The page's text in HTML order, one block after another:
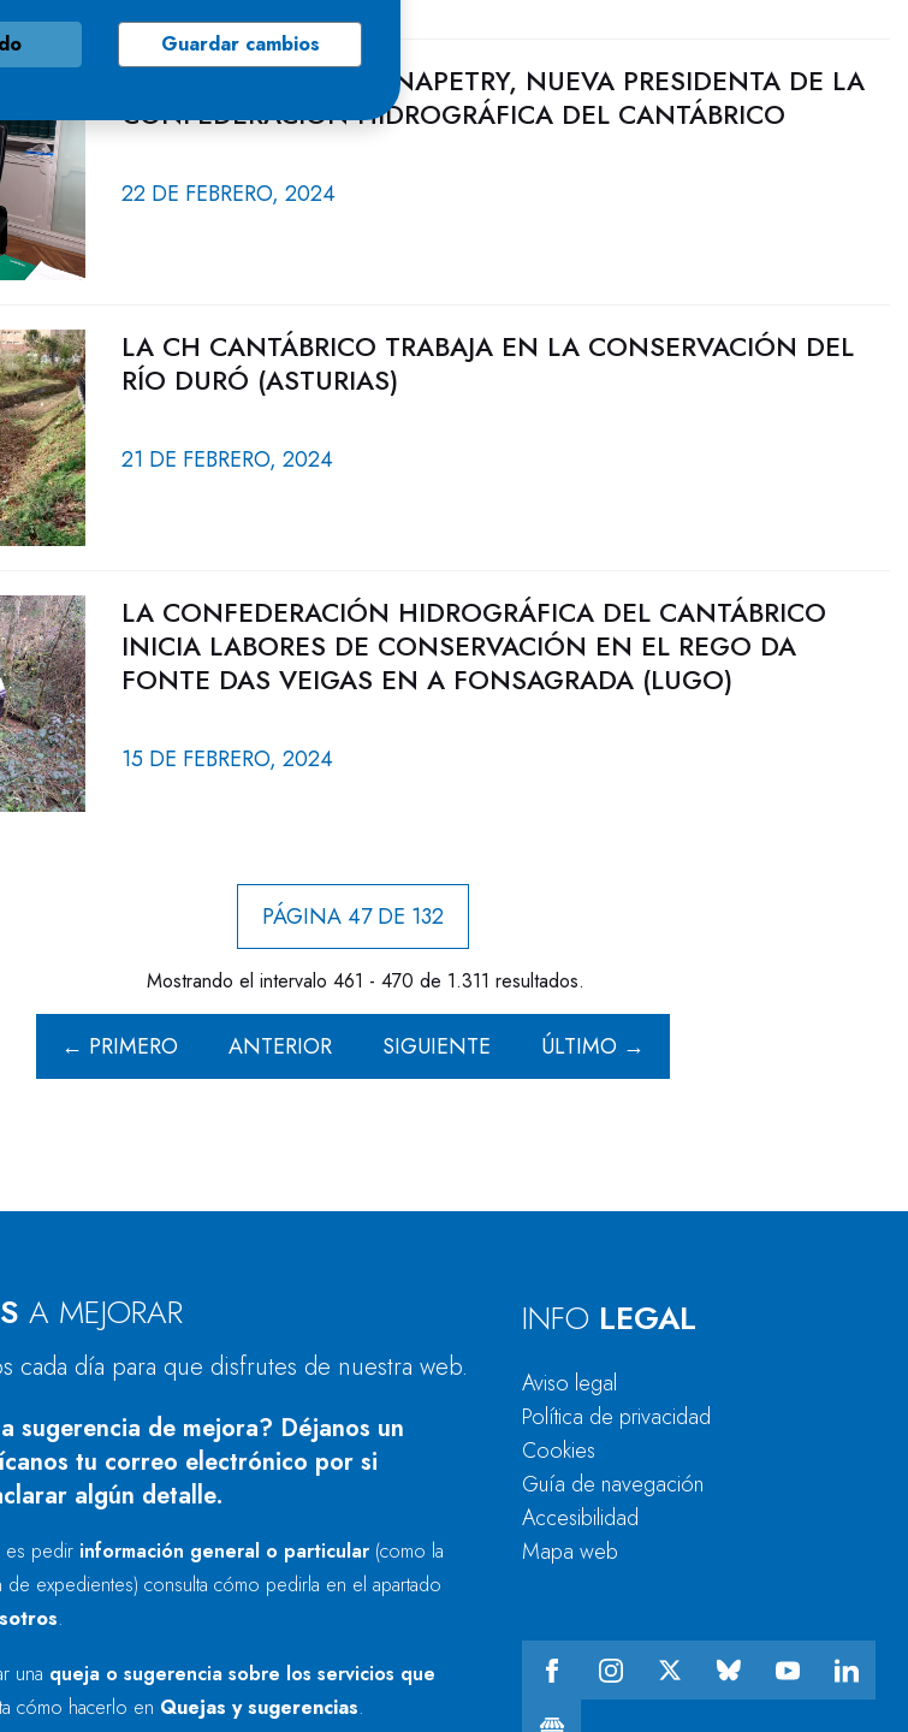
BÁRBARA MONTE DONAPETRY, NUEVA PRESIDENTA DE LA
CONFEDERACIÓN HIDROGRÁFICA DEL CANTÁBRICO
22 DE FEBRERO, 2024
LA CH CANTÁBRICO TRABAJA EN LA CONSERVACIÓN DEL
RÍO DURÓ (ASTURIAS)
21 DE FEBRERO, 2024
LA CONFEDERACIÓN HIDROGRÁFICA DEL CANTÁBRICO
INICIA LABORES DE CONSERVACIÓN EN EL REGO DA
FONTE DAS VEIGAS EN A FONSAGRADA (LUGO)
15 DE FEBRERO, 2024
PÁGINA 47 DE 132
Mostrando el intervalo 461 - 470 de 1.311 resultados.
← PRIMERO ANTERIOR SIGUIENTE ÚLTIMO →
A MEJORAR
cada día para que disfrutes de nuestra web.
sugerencia de mejora? Déjanos un
tu correo electrónico por si
algún detalle.
es pedir información general o particular (como la
de expedientes) consulta cómo pedirla en el apartado
.
una queja o sugerencia sobre los servicios que
cómo hacerlo en Quejas y sugerencias.
INFO LEGAL
Aviso legal
Política de privacidad
Cookies
Guía de navegación
Accesibilidad
Mapa web
Guardar cambios